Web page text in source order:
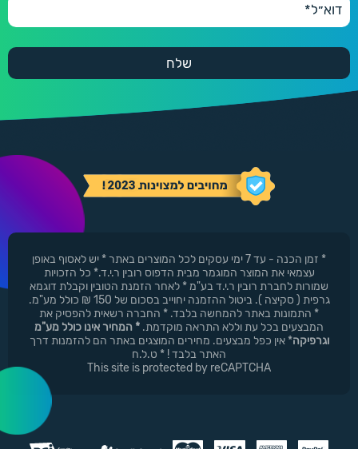
* זמן הכנה - עד 7 ימי עסקים לכל המוצרים באתר * יש לאסוף באופן
עצמאי את המוצר המוגמר מבית הדפוס רובין ר.י.ד.* כל הזכויות
שמורות לחברת רובין ר.י.ד בע"מ * לאחר הזמנת הטובין וקבלת דוגמא
גרפית ( סקיצה ). ביטול ההזמנה יחוייב בסכום של 150 ₪ כולל מע"מ.
* התמונות באתר להמחשה בלבד. * החברה רשאית להפסיק את
המבצעים בכל עת וללא התראה מוקדמת. * המחיר אינו כולל מע"מ
וגרפיקה* אין כפל מבצעים. מחירים המוצגים באתר הם להזמנות דרך
האתר בלבד ! * ט.ל.ח
This site is protected by reCAPTCHA